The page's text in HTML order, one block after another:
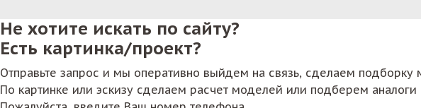
Не хотите искать по сайту?
Есть картинка/проект?
Отправьте запрос и мы оперативно выйдем на связь, сделаем подборку
По картинке или эскизу сделаем расчет моделей или подберем аналоги